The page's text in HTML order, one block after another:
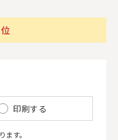
印刷する
す。